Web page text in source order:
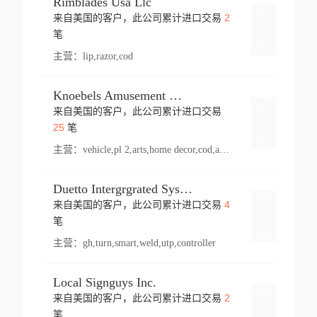
来自美国的客户，此公司累计进口交易 2
笔
主营： lip,razor,cod
Knoebels Amusement Resort
来自美国的客户，此公司累计进口交易
25笔
主营： vehicle,pl 2,arts,home decor,cod,amusement ride,sea
Duetto Intergrgrated Systems Inc.
来自美国的客户，此公司累计进口交易 4
笔
主营： gh,turn,smart,weld,utp,controller
Local Signguys Inc.
来自美国的客户，此公司累计进口交易 2
笔